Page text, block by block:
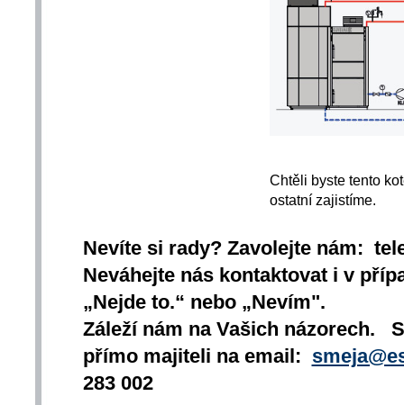
Chtěli byste tento
ostatní zajistíme.
Nevíte si rady? Zavolejte nám:
Neváhejte nás kontaktovat i v
„Nejde to.“ nebo „Nevím".
Záleží nám na Vašich názorech.
přímo majiteli na email:
283 002